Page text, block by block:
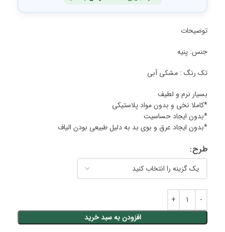
توضیحات
جنس: پنیه
تک رنگ : مشکی آبی
بسیار نرم و لطیف
*کاملا نخی و بدون مواد پلاستیکی
*بدون ایجاد حساسیت
*بدون ایجاد عرق و بوی بد به دلیل طبیعی بودن الیاف
طرح
افزودن به سبد خرید